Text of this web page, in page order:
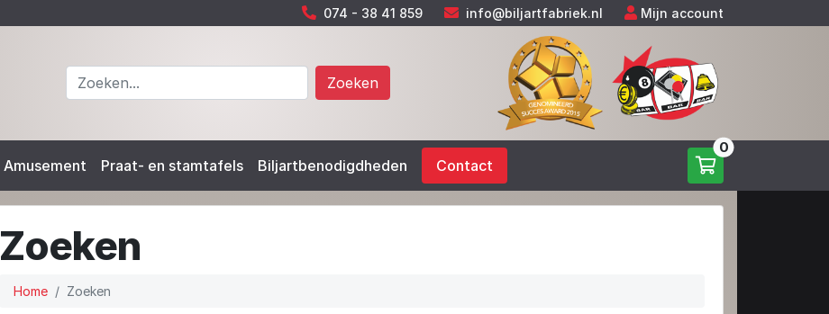
074 - 38 41 859 info@biljartfabriek.nl Mijn account
Zoeken
Amusement Praat- en stamtafels Biljartbenodigdheden Contact
0
Zoeken
Home Zoeken